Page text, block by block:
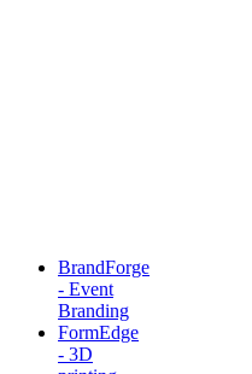
BrandForge
- Event
Branding
FormEdge
- 3D